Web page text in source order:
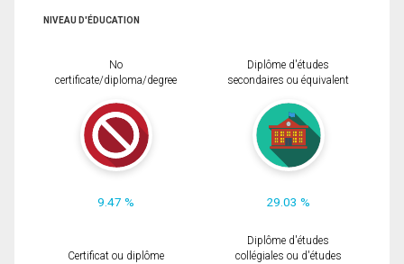
NIVEAU D'ÉDUCATION
No
certificate/diploma/degree
9.47 %
Diplôme d'études
secondaires ou équivalent
29.03 %
Certificat ou diplôme
Diplôme d'études
collégiales ou d'études